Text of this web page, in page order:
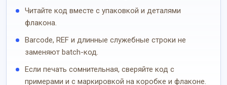
Читайте код вместе с упаковкой и деталями
флакона.
Barcode, REF и длинные служебные строки не
заменяют batch-код.
Если печать сомнительная, сверяйте код с
примерами и с маркировкой на коробке и флаконе.